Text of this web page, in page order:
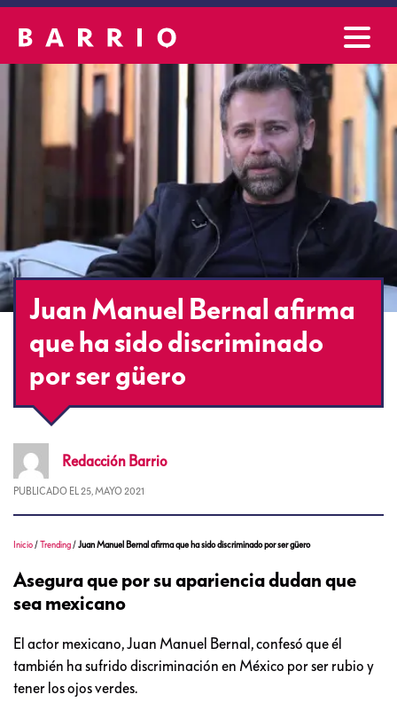
Juan Manuel Bernal afirma
que ha sido discriminado
por ser güero
Redacción Barrio
PUBLICADO EL 25, MAYO 2021
Inicio /Trending /Juan Manuel Bernal afirma que ha sido discriminado por ser güero
Asegura que por su apariencia dudan que
sea mexicano
El actor mexicano, Juan Manuel Bernal, confesó que él
también ha sufrido discriminación en México por ser rubio y
tener los ojos verdes.